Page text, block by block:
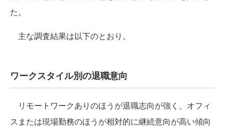
た。
主な調査結果は以下のとおり。
ワークスタイル別の退職意向
リモートワークありのほうが退職志向が強く、オフィ
スまたは現場勤務のほうが相対的に継続意向が高い傾向